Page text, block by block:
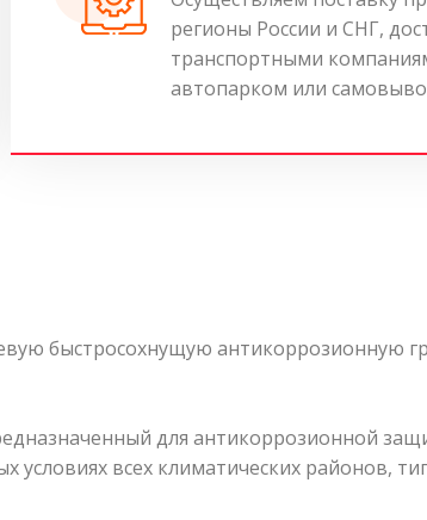
регионы России и СНГ,
транспортными
автопарком или
быстросохнущую антикоррозионную
для антикоррозионной
всех климатических районов,